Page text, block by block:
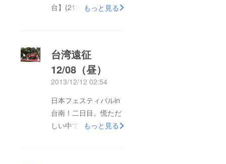
台】(21:00-22:00)で取
FM】(21:00-22:00)で
取り上げられました
（HOLIHOLIが番組に
出演）。
もっと見る
台湾遠征
12/08（昼）
2013/12/12 02:54
日本フェスティバルin
台南！二日目。慌ただ
しい中でステージが開
もっと見る